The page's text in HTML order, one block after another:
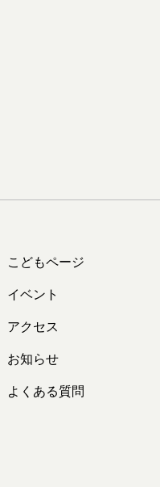
こどもページ
イベント
アクセス
お知らせ
よくある質問